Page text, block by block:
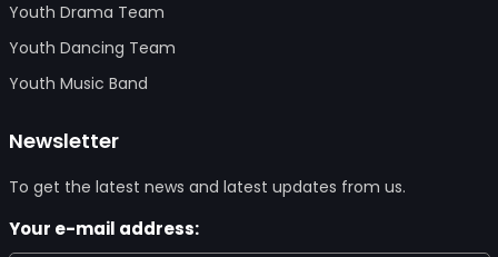
Youth Drama Team
Youth Dancing Team
Youth Music Band
Newsletter
To get the latest news and latest updates from us.
Your e-mail address: